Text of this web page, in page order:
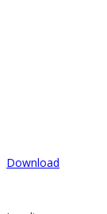
Download